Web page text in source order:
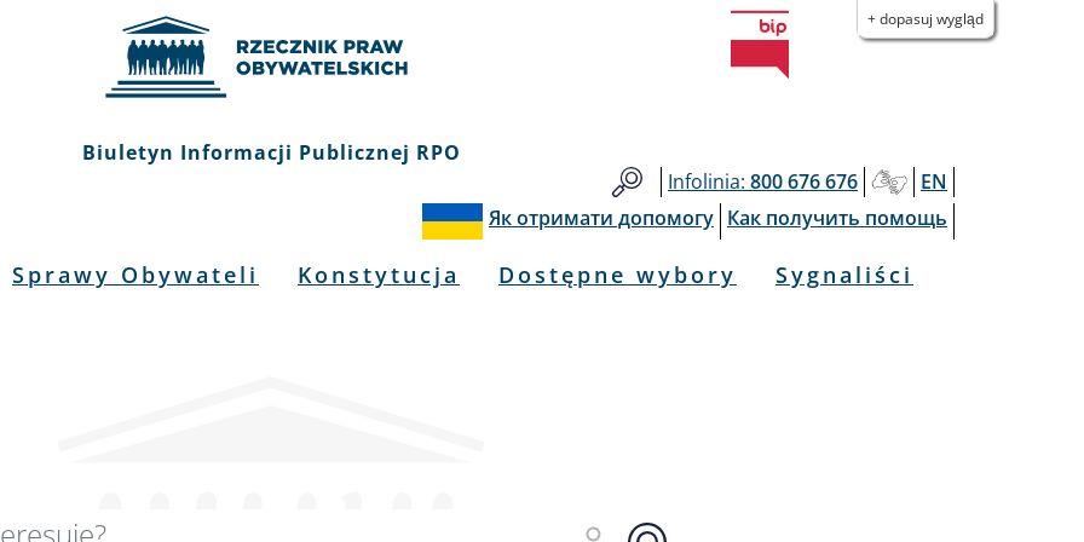
+ dopasuj wygląd
Biuletyn Informacji Publicznej RPO
Infolinia: 800 676 676
EN
Як отримати допомогу Как получить помощь
Sprawy Obywateli Konstytucja Dostępne wybory Sygnaliści